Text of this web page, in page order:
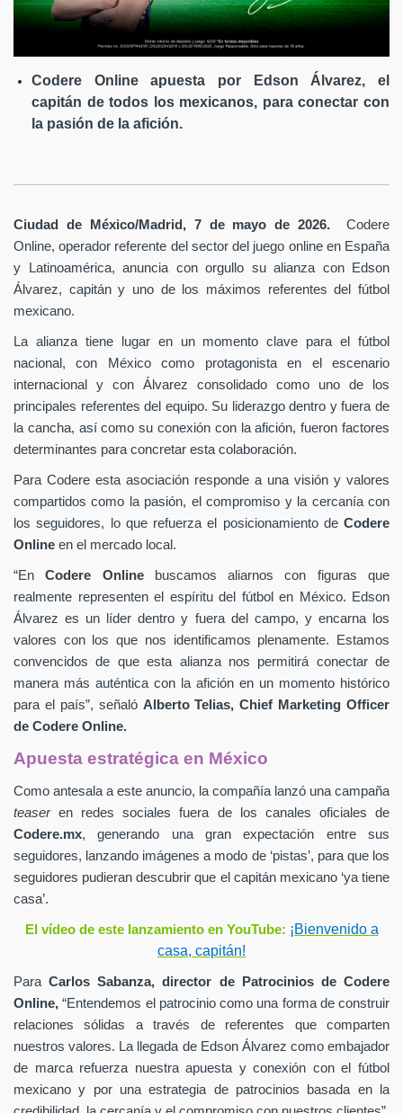
Codere Online apuesta por Edson Álvarez, el
capitán de todos los mexicanos, para conectar con
la pasión de la afición.
Ciudad de México/Madrid, 7 de mayo de 2026. Codere
Online, operador referente del sector del juego online en España
y Latinoamérica, anuncia con orgullo su alianza con Edson
Álvarez, capitán y uno de los máximos referentes del fútbol
mexicano.
La alianza tiene lugar en un momento clave para el fútbol
nacional, con México como protagonista en el escenario
internacional y con Álvarez consolidado como uno de los
principales referentes del equipo. Su liderazgo dentro y fuera de
la cancha, así como su conexión con la afición, fueron factores
determinantes para concretar esta colaboración.
Para Codere esta asociación responde a una visión y valores
compartidos como la pasión, el compromiso y la cercanía con
los seguidores, lo que refuerza el posicionamiento de Codere
Online en el mercado local.
“EnCodere Onlinebuscamos aliarnos con figuras que
realmente representen el espíritu del fútbol en México. Edson
Álvarez es un líder dentro y fuera del campo, y encarna los
valores con los que nos identificamos plenamente. Estamos
convencidos de que esta alianza nos permitirá conectar de
manera más auténtica con la afición en un momento histórico
para el país”, señaló Alberto Telias,Chief Marketing Officer
de Codere Online.
Apuesta estratégica en México
Como antesala a este anuncio, la compañía lanzó una campaña
teaseren redes sociales fuera de los canales oficiales de
Codere.mx,
generando una gran expectación entre sus
seguidores, lanzando imágenes a modo de ‘pistas’, para que los
seguidores pudieran descubrir que el capitán mexicano ‘ya tiene
casa’.
El vídeo de este lanzamiento en YouTube: ¡Bienvenido a
casa, capitán!
ParaCarlos Sabanza, director de Patrocinios de Codere
Online, “Entendemos el patrocinio como una forma de construir
relaciones sólidas a través de referentes que comparten
nuestros valores. La llegada de Edson Álvarez como embajador
de marca refuerza nuestra apuesta y conexión con el fútbol
mexicano y por una estrategia de patrocinios basada en la